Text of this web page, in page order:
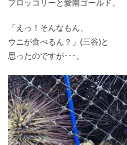
ブロッコリーと愛南ゴールド。
「えっ！そんなもん、
ウニが食べるん？」(三谷)と
思ったのですが･･･。